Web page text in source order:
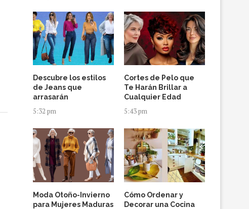
Descubre los estilos
de Jeans que
arrasarán
5:32 pm
Cortes de Pelo que
Te Harán Brillar a
Cualquier Edad
5:43 pm
Moda Otoño-Invierno
para Mujeres Maduras
Cómo Ordenar y
Decorar una Cocina